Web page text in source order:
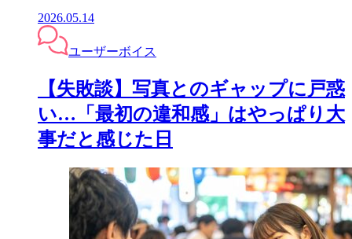
2026.05.14
ユーザーボイス
【失敗談】写真とのギャップに戸惑
い…「最初の違和感」はやっぱり大
事だと感じた日